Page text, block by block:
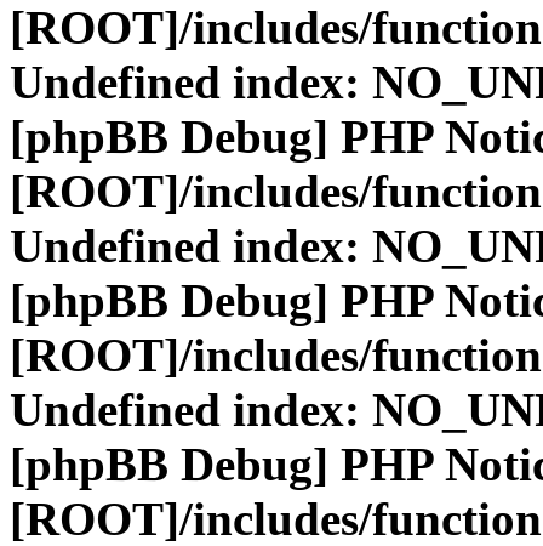
[ROOT]/includes/
Undefined index:
[phpBB Debug] PHP
[ROOT]/includes/
Undefined index:
[phpBB Debug] PHP
[ROOT]/includes/
Undefined index:
[phpBB Debug] PHP
[ROOT]/includes/